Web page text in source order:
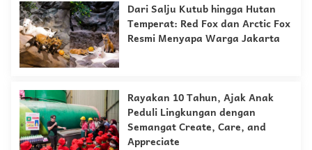
Dari Salju Kutub hingga Hutan
Temperat: Red Fox dan Arctic Fox
Resmi Menyapa Warga Jakarta
Rayakan 10 Tahun, Ajak Anak
Peduli Lingkungan dengan
Semangat Create, Care, and
Appreciate